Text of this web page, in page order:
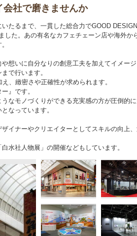
社で磨きませんか
たるまで、一貫した総合力でGOOD
した。あの有名なカフェチェーン店や海外か
想いに自分なりの創意工夫を加えてイメー
で行います。
、緻密さや正確性が求められます。
』です。
なモノづくりができる充実感の方が圧倒的
なっています。
イナーやクリエイターとしてスキルの向上
水社人物展」の開催などもしています。